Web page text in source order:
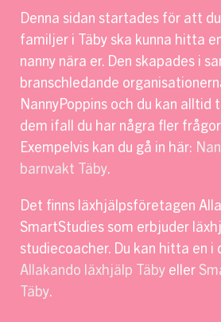
Denna sidan startades för att
familjer i Täby ska kunna hitta
nanny nära er. Den skapades i
branschledande
NannyPoppins och du kan alltid
dem ifall du har några fler
Exempelvis kan du gå in här:
barnvakt Täby
Det finns läxhjälpsföretagen
SmartStudies som erbjuder
studiecoacher. Du kan hitta en i
Allakando läxhjälp Täby eller
Täby.